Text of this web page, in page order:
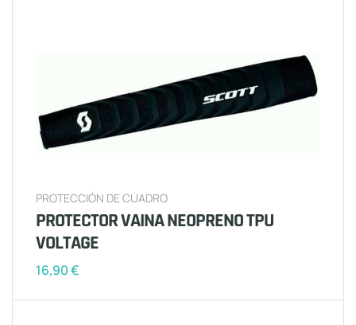
PROTECCIÓN DE CUADRO
PROTECTOR VAINA NEOPRENO TPU
VOLTAGE
16,90€